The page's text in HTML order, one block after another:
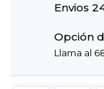
Envios
Opción
Llama al